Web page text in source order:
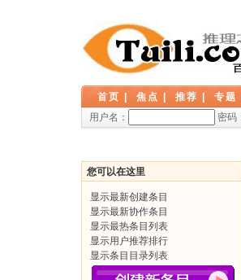
首页 焦点 推荐 专题
用户名：
密码
您可以在这里
显示最新创建条目
显示最新协作条目
显示最热条目列表
显示用户推荐排行
显示条目目录列表